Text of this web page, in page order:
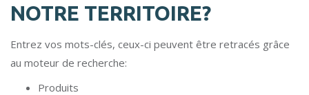
NOTRE TERRITOIRE?
Entrez vos mots-clés, ceux-ci peuvent être retracés grâce
au moteur de recherche:
Produits